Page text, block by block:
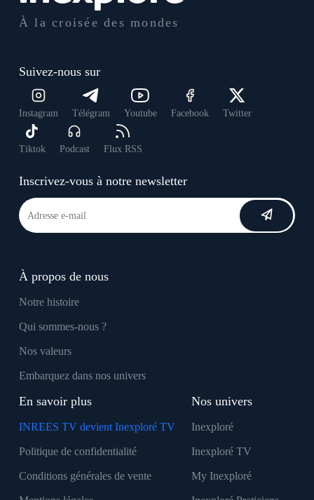
À la croisée des mondes
Suivez-nous sur
Instagram Télégram Youtube Facebook Twitter
Tiktok Podcast Flux RSS
Inscrivez-vous à notre newsletter
À propos de nous
Notre histoire
Qui sommes-nous ?
Nos valeurs
Embarquez dans nos univers
En savoir plus
INREES TV devient Inexploré TV
Politique de confidentialité
Conditions générales de vente
Nos univers
Inexploré
Inexploré TV
My Inexploré